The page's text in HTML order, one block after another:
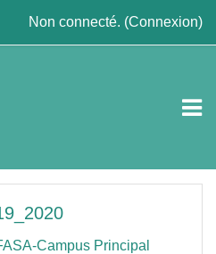
Non connecté. (Connexion)
Campus Principal